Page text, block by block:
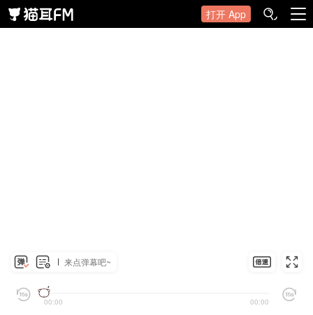
打开 App
来点弹幕吧~
00:00 00:00